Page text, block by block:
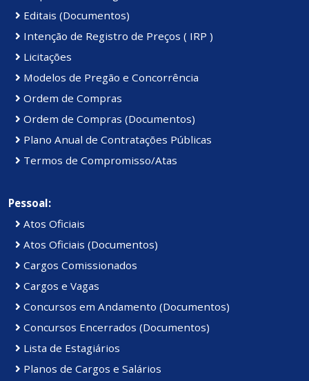
Editais (Documentos)
Intenção de Registro de Preços ( IRP )
Licitações
Modelos de Pregão e Concorrência
Ordem de Compras
Ordem de Compras (Documentos)
Plano Anual de Contratações Públicas
Termos de Compromisso/Atas
Pessoal:
Atos Oficiais
Atos Oficiais (Documentos)
Cargos Comissionados
Cargos e Vagas
Concursos em Andamento (Documentos)
Concursos Encerrados (Documentos)
Lista de Estagiários
Planos de Cargos e Salários